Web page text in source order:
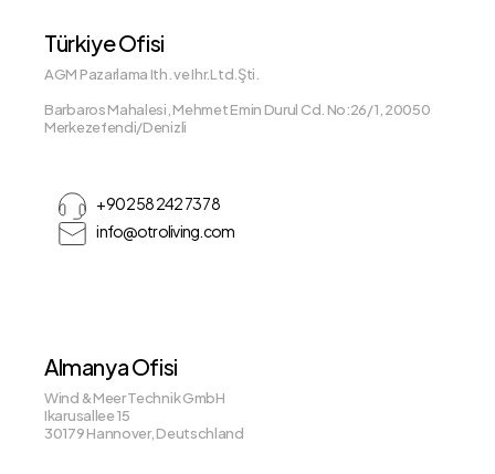
Türkiye Ofisi
AGM Pazarlama Ith. ve Ihr.Ltd.Şti.
Barbaros Mahalesi, Mehmet Emin Durul Cd. No:26/1, 20050
Merkezefendi/Denizli
+90 258 242 73 78
info@otroliving.com
Almanya Ofisi
Wind & Meer Technik GmbH
Ikarusallee 15
30179 Hannover, Deutschland